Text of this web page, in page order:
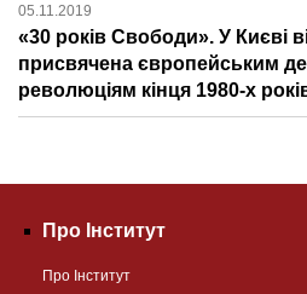
05.11.2019
«30 років Свободи». У Києві
присвячена європейським
революціям кінця 1980-х
Про Інститут
Про Інститут